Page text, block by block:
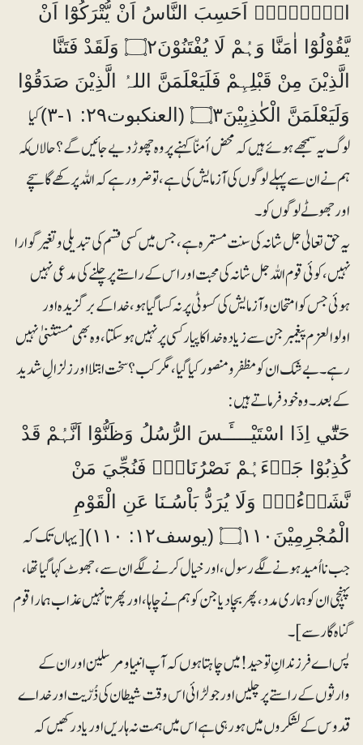
الۗمّۗ۝۱ۚ اَحَسِبَ النَّاسُ اَنْ يُّتْرَكُوْٓا اَنْ
يَّقُوْلُوْٓا اٰمَنَّا وَہُمْ لَا يُفْتَنُوْنَ۝۲ وَلَقَدْ فَتَنَّا
الَّذِيْنَ مِنْ قَبْلِہِمْ فَلَيَعْلَمَنَّ اللہُ الَّذِيْنَ صَدَقُوْا
وَلَيَعْلَمَنَّ الْكٰذِبِيْنَ۝۳ (العنکبوت۲۹: ۱-۳)
کیا
لوگ یہ سمجھے ہوئے ہیں کہ محض أمنّا کہنے پر وہ چھوڑدیے جائیں گے؟ حالاںکہ
ہم نے ان سے پہلے لوگوں کی آزمایش کی ہے، تو ضرور ہے کہ اللہ پرکھے گا سچے
اور جھوٹے لوگوں کو۔
‎یہ حق تعالیٰ جل شانہ کی سنت مستمرہ ہے، جس میں کسی قسم کی تبدیلی و تغیر گوارا
نہیں، کوئی قوم اللہ جل شانہ کی محبت اور اس کے راستے پر چلنے کی مدعی نہیں
ہوئی جس کو امتحان و آزمایش کی کسوٹی پر نہ کسا گیا ہو، خدا کے برگزیدہ اور
اولوالعزم پیغمبر جن سے زیادہ خدا کا پیار کسی پر نہیں ہوسکتا، وہ بھی مستثنیٰ نہیں
رہے۔ بے شک ان کو مظفر و منصور کیا گیا، مگر کب؟ سخت ابتلا اور زلزالِ شدید
کے بعد۔ وہ خود فرماتے ہیں:
حَتّٰٓي اِذَا اسْتَيْــــَٔـسَ الرُّسُلُ وَظَنُّوْٓا اَنَّہُمْ قَدْ
كُذِبُوْا جَاۗءَہُمْ نَصْرُنَا۝۰ۙ فَنُجِّيَ مَنْ
نَّشَاۗءُ۝۰ۭ وَلَا يُرَدُّ بَاْسُـنَا عَنِ الْقَوْمِ
الْمُجْرِمِيْنَ۝۱۱۰ (یوسف۱۲: ۱۱۰)‎
[یہاں تک کہ
جب نااُمید ہونے لگے رسول، اور خیال کرنے لگے ان سے، جھوٹ کہاگیا تھا،
پہنچی ان کو ہماری مدد، پھر بچادیا جن کو ہم نے چاہا، اور پھرتا نہیں عذاب ہمارا قوم
گناہ گار سے]۔
پس اے فرزندانِ توحید! میں چاہتا ہوں کہ آپ انبیا و مرسلین اور ان کے
وارثوں کے راستے پر چلیں اور جو لڑائی اس وقت شیطان کی ذُرّیت اور خداے
قدوس کے لشکروں میں ہورہی ہے اس میں ہمت نہ ہاریں اور یاد رکھیں کہ